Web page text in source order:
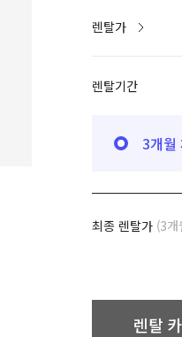
렌탈가
렌탈기간
3개월
최종 렌탈가(3개
렌탈